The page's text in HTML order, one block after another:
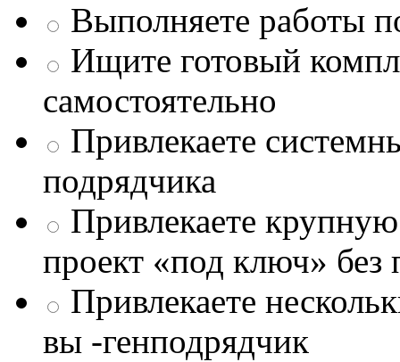
Выполняете работы
Ищите готовый
самостоятельно
Привлекаете
подрядчика
Привлекаете
проект «под ключ» без
Привлекаете
вы -генподрядчик